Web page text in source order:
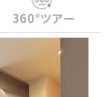
360°ツアー